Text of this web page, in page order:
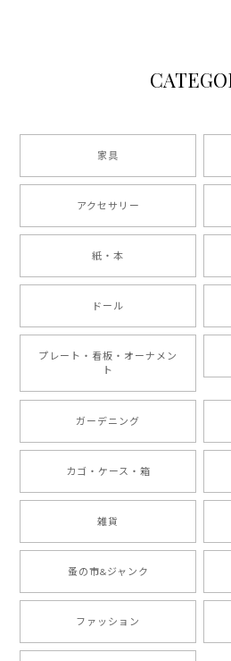
家具
アクセサリー
紙・本
ドール
プレート・看板・オーナメン
ト
ガーデニング
カゴ・ケース・箱
雑貨
蚤の市&ジャンク
ファッション